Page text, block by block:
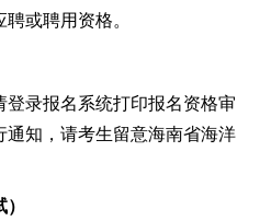
或聘用资格。
录报名系统打印报名资格审
知，请考生留意海南省海洋